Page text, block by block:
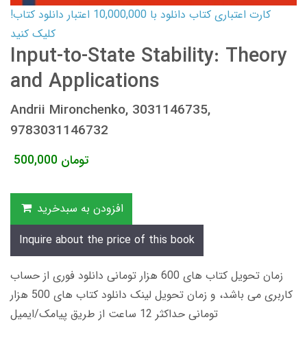
کارت اعتباری کتاب دانلود با 10,000,000 اعتبار دانلود کتاب!
کلیک کنید
Input-to-State Stability: Theory
and Applications
Andrii Mironchenko, 3031146735,
9783031146732
500,000 تومان
افزودن به سبدخرید
Inquire about the price of this book
زمان تحویل کتاب های 600 هزار تومانی دانلود فوری از حساب
کاربری می باشد، و زمان تحویل لینک دانلود کتاب های 500 هزار
تومانی حداکثر 12 ساعت از طریق پیامک/ایمیل